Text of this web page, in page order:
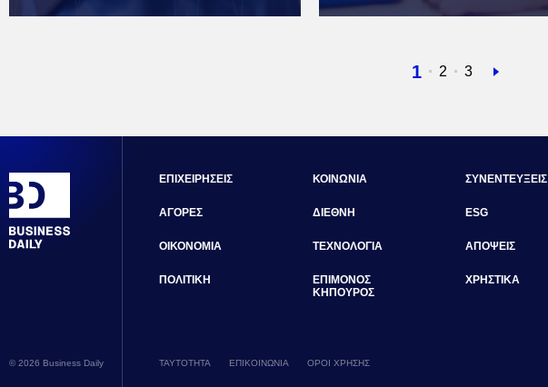
Τρέχουσα
1 Σελίδα
2 Σελίδα
3
Next
ΕΠΙΧΕΙΡΗΣΕΙΣ
ΑΓΟΡΕΣ
ΟΙΚΟΝΟΜΙΑ
ΠΟΛΙΤΙΚΗ
ΚΟΙΝΩΝΙΑ
ΔΙΕΘΝΗ
ΤΕΧΝΟΛΟΓΙΑ
ΕΠΙΜΟΝΟΣ
ΚΗΠΟΥΡΟΣ
ΣΥΝΕΝΤΕΥΞΕΙΣ
ESG
ΑΠΟΨΕΙΣ
ΧΡΗΣΤΙΚΑ
ΤΑΥΤΟΤΗΤΑ ΕΠΙΚΟΙΝΩΝΙΑ ΟΡΟΙ ΧΡΗΣΗΣ
© 2026 Business Daily